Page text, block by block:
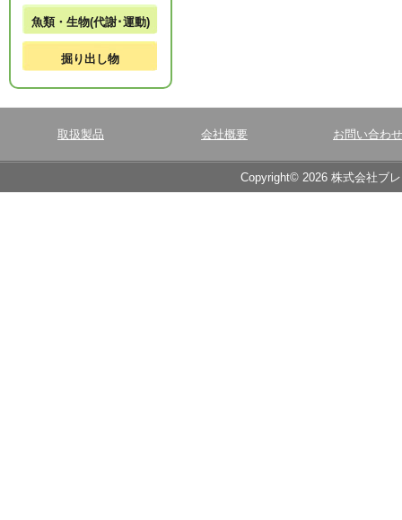
魚類・生物(代謝･運動)
掘り出し物
取扱製品 会社概要 お問い合わせ
Copyright© 2026 株式会社ブ